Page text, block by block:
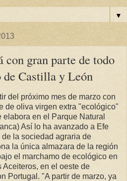
▼
con gran parte de todo
Castilla y León
del próximo mes de marzo con
de oliva virgen extra "ecológico"
en el Parque Natural
Así lo ha avanzado a Efe
la sociedad agraria de
la única almazara de la región
el marchamo de ecológico en
en el oeste de
Portugal. "A partir de marzo, ya